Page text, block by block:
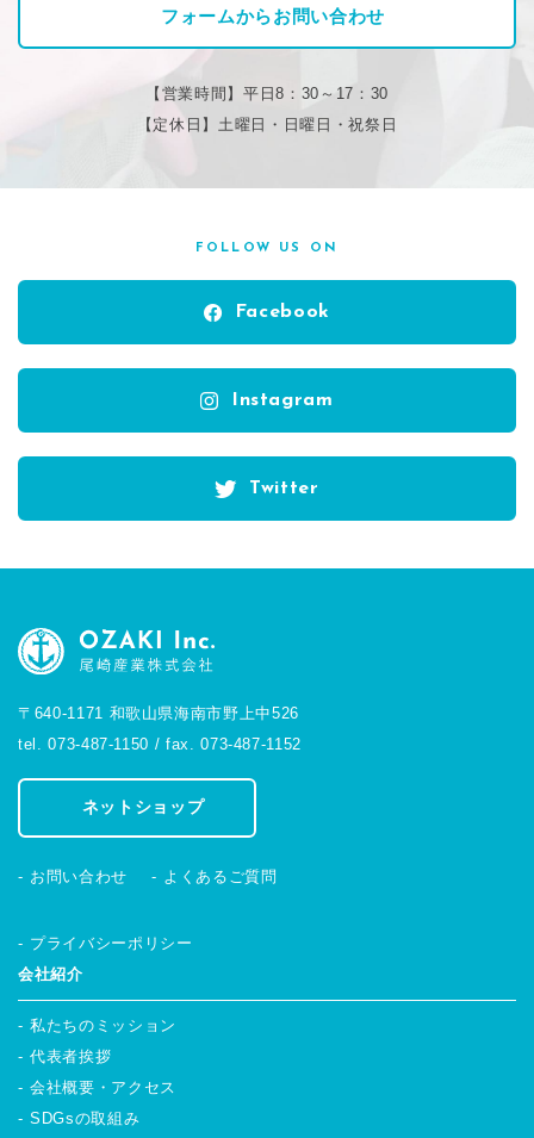
フォームからお問い合わせ
【営業時間】平日8：30～17：30
【定休日】土曜日・日曜日・祝祭日
FOLLOW US ON
Facebook
Instagram
Twitter
〒640-1171 和歌山県海南市野上中526
tel. 073-487-1150 / fax. 073-487-1152
ネットショップ
お問い合わせ よくあるご質問
プライバシーポリシー
会社紹介
私たちのミッション
代表者挨拶
会社概要・アクセス
SDGsの取組み